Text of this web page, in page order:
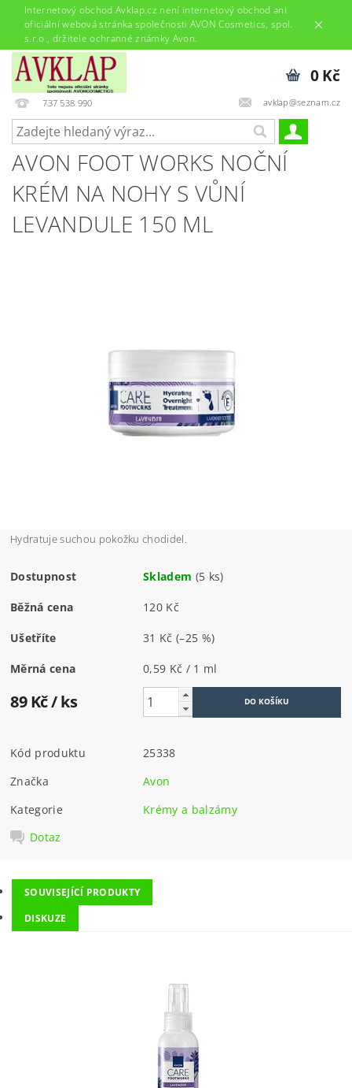
Internetový obchod Avklap.cz není internetový obchod ani
oficiální webová stránka společnosti AVON Cosmetics, spol.
s.r.o., držitele ochranné známky Avon.
737 538 990 avklap@seznam.cz
0 Kč
AVON FOOT WORKS NOČNÍ
KRÉM NA NOHY S VŮNÍ
LEVANDULE 150 ML
Hydratuje suchou pokožku chodidel.
Dostupnost Skladem (5 ks)
Běžná cena 120 Kč
Ušetříte 31 Kč(–25 %)
Měrná cena 0,59 Kč / 1 ml
89 Kč/ ks
Kód produktu
25338
Značka
Avon
Kategorie
Krémy a balzámy
Dotaz
SOUVISEJÍCÍ PRODUKTY
DISKUZE